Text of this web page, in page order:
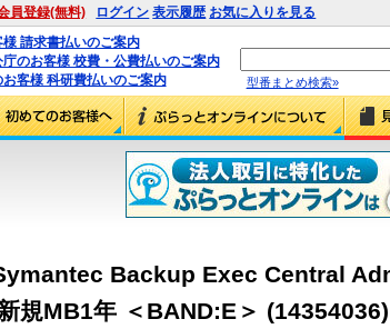
員登録(無料) ログイン 表示履歴 お気に入りを見る
請求書払いのご案内
のお客様 校費・公費払いのご案内
客様 科研費払いのご案内
型番まとめ検索»
Backup Exec Central
規MB1年 ＜BAND:E＞ (14354036)